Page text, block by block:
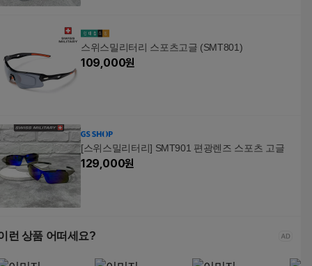
스위스밀리터리 스포츠고글 (SMT801)
109,000원
[스위스밀리터리] SMT901 편광렌즈 스포츠 고글
129,000원
런 상품 어떠세요?